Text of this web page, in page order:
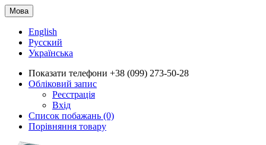
Мова
English
Русский
Українська
Показати телефони +38 (099) 273-50-28
Обліковий запис
Реєстрація
Вхід
Список побажань (0)
Порівняння товару